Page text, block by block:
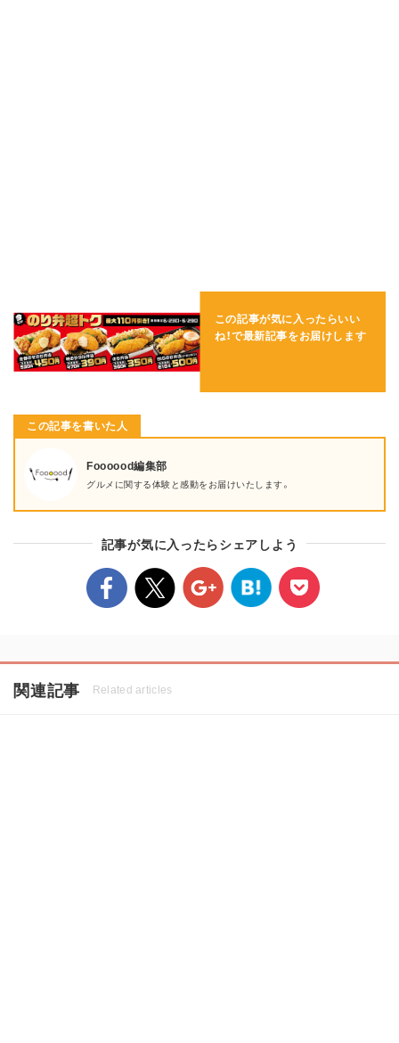
この記事が気に入ったらいい
ね！で最新記事をお届けします
この記事を書いた人
Foooood編集部
グルメに関する体験と感動をお届けいたします。
記事が気に入ったらシェアしよう
関連記事 Related articles